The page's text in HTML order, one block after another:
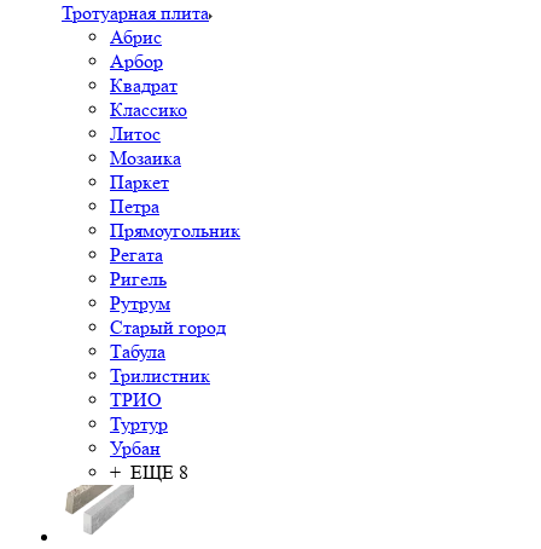
Тротуарная плита
Абрис
Арбор
Квадрат
Классико
Литос
Мозаика
Паркет
Петра
Прямоугольник
Регата
Ригель
Рутрум
Старый город
Табула
Трилистник
ТРИО
Туртур
Урбан
+ ЕЩЕ 8